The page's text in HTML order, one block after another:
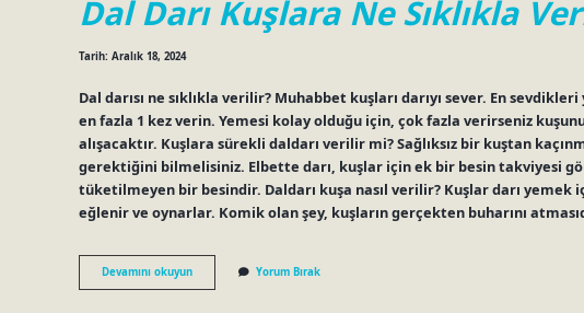
Dal Darı Kuşlara Ne Sıklıkla
Tarih: Aralık 18, 2024
Dal darısı ne sıklıkla verilir? Muhabbet kuşları darıyı sever. En
en fazla 1 kez verin. Yemesi kolay olduğu için, çok fazla verirseniz
alışacaktır. Kuşlara sürekli daldarı verilir mi? Sağlıksız bir kuştan
gerektiğini bilmelisiniz. Elbette darı, kuşlar için ek bir besin takviyesi
tüketilmeyen bir besindir. Daldarı kuşa nasıl verilir? Kuşlar darı yemek
eğlenir ve oynarlar. Komik olan şey, kuşların gerçekten buharını
Devamını okuyunDal
Darı
Yorum Bırak